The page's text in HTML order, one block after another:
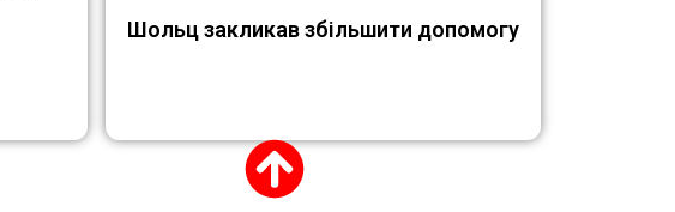
Шольц закликав збільшити допомогу